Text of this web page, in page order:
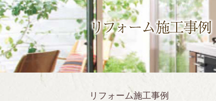
リフォーム施工事例